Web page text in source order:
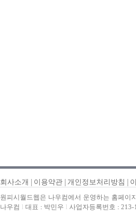
회사소개 이용약관 개인정보처리방침
원피시월드웹은 나우컴에서 운영하는 홈페이
나우컴 l 대표 : 박민우 l 사업자등록번호 :